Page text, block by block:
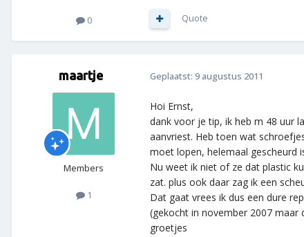
0 Quote
maartje
Members
1
Geplaatst: 9 augustus 2011
Hoi Ernst,
dank voor je tip, ik heb m 48 uur
aanvriest. Heb toen wat
moet lopen, helemaal gescheurd
Nu weet ik niet of ze dat plastic
zat. plus ook daar zag ik een
Dat gaat vrees ik dus een dure
(gekocht in november 2007 maar
groetjes